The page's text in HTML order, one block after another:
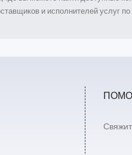
и исполнителей услуг по